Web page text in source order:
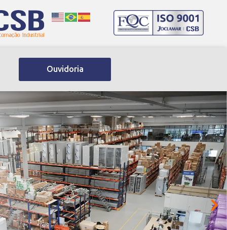
Ouvidoria